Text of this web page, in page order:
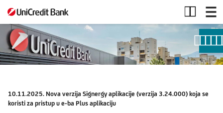
Obavijesti
10.11.2025. Nova verzija Signergy aplikacije (verzija 3.24.000) koja se
koristi za pristup u e-ba Plus aplikaciju